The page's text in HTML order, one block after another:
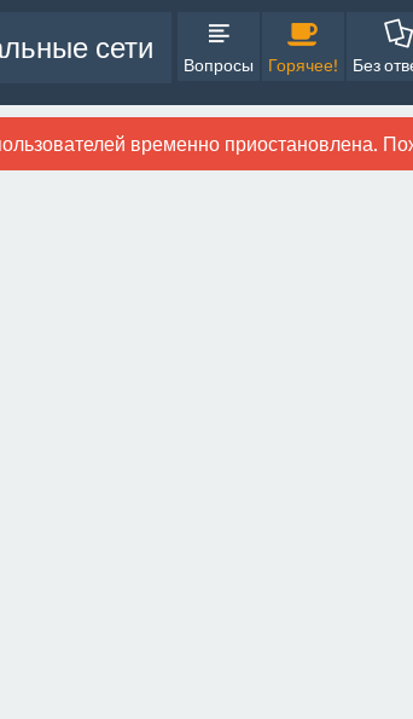
сети
Вопросы Горячее! Без
временно приостановлена.